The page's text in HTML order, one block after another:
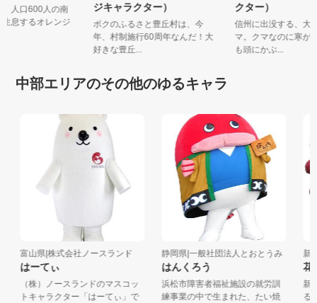
は、人口600人の南
に生息するオレンジ
ジキャラクター）
ボクのふるさと豊丘村は、今
年、村制施行60周年なんだ！大
好きな豊丘...
クター）
信州に出没する
マ。クマなのに
も頭にかぶ...
中部エリアのその他のゆるキャラ
富山県|株式会社ノースランド
はーてぃ
（株）ノースランドのマスコッ
トキャラクター「はーてぃ」で
静岡県|一般社団法人とおとうみ
はんくろう
浜松市障害者福祉施設の就労訓
練事業の中で生まれた、たい焼
新潟
花
新潟
るた